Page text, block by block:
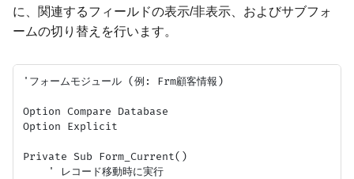
に、関連するフィールドの表示/非表示、およびサブフォ
ームの切り替えを行います。
'フォームモジュール (例: Frm顧客情報)
Option Compare Database
Option Explicit
Private Sub Form_Current()
    ' レコード移動時に実行